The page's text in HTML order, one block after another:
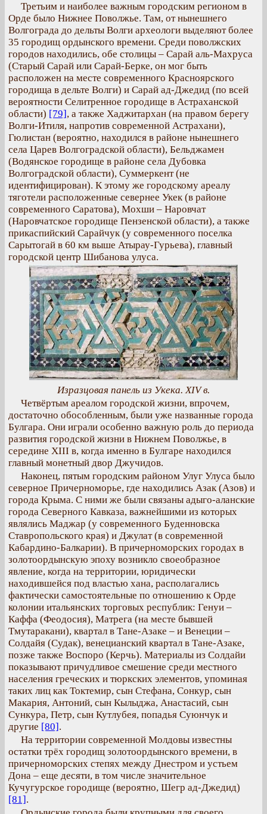
Третьим и наиболее важным городским регионом в
Орде было Нижнее Поволжье. Там, от нынешнего
Волгограда до дельты Волги археологи выделяют более
35 городищ ордынского времени. Среди поволжских
городов находились, обе столицы – Сарай аль-Махруса
(Старый Сарай или Сарай-Берке, он мог быть
расположен на месте современного Красноярского
городища в дельте Волги) и Сарай ад-Джедид (по всей
вероятности Селитренное городище в Астраханской
области) [79], а также Хаджитархан (на правом берегу
Волги-Итиля, напротив современной Астрахани),
Гюлистан (вероятно, находился в районе нынешнего
села Царев Волгоградской области), Бельджамен
(Водянское городище в районе села Дубовка
Волгоградской области), Суммеркент (не
идентифицирован). К этому же городскому ареалу
тяготели расположенные севернее Укек (в районе
современного Саратова), Мохши – Наровчат
(Наровчатское городище Пензенской области), а также
прикаспийский Сарайчук (у современного поселка
Сарытогай в 60 км выше Атырау-Гурьева), главный
городской центр Шибанова улуса.
Изразцовая панель из Укека. XIV в.
Четвёртым ареалом городской жизни, впрочем,
достаточно обособленным, были уже названные города
Булгара. Они играли особенно важную роль до периода
развития городской жизни в Нижнем Поволжье, в
середине XIII в, когда именно в Булгаре находился
главный монетный двор Джучидов.
Наконец, пятым городским районом Улуг Улуса было
северное Причерноморье, где находились Азак (Азов) и
города Крыма. С ними же были связаны адыго-аланские
города Северного Кавказа, важнейшими из которых
являлись Маджар (у современного Буденновска
Ставропольского края) и Джулат (в современной
Кабардино-Балкарии). В причерноморских городах в
золотоордынскую эпоху возникло своеобразное
явление, когда на территории, юридически
находившейся под властью хана, располагались
фактически самостоятельные по отношению к Орде
колонии итальянских торговых республик: Генуи –
Каффа (Феодосия), Матрега (на месте бывшей
Тмутаракани), квартал в Тане-Азаке – и Венеции –
Солдайя (Судак), венецианский квартал в Тане-Азаке,
позже также Воспоро (Керчь). Материалы из Солдайи
показывают причудливое смешение среди местного
населения греческих и тюркских элементов, упоминая
таких лиц как Токтемир, сын Стефана, Сонкур, сын
Макария, Антоний, сын Кылыджа, Анастасий, сын
Сункура, Петр, сын Кутлубея, попадья Суюнчук и
другие [80].
На территории современной Молдовы известны
остатки трёх городищ золотоордынского времени, в
причерноморских степях между Днестром и устьем
Дона – еще десяти, в том числе значительное
Кучугурское городище (вероятно, Шегр ад-Джедид)
[81].